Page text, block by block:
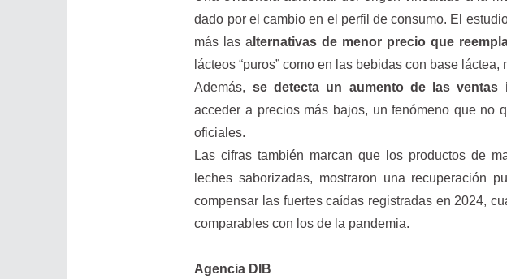
dado por el cambio en el perfil de consumo. El
más las a lternativas de menor precio que
lácteos “puros” como en las bebidas con base láctea,
Además, se detecta un aumento de las ventas
acceder a precios más bajos, un fenómeno que no
oficiales.
Las cifras también marcan que los productos de
leches saborizadas, mostraron una recuperación
compensar las fuertes caídas registradas en 2024,
comparables con los de la pandemia.
Agencia DIB